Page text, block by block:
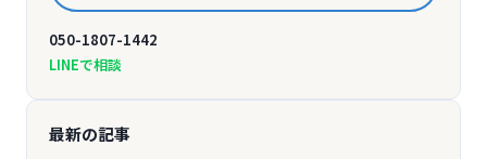
050-1807-1442
LINEで相談
最新の記事